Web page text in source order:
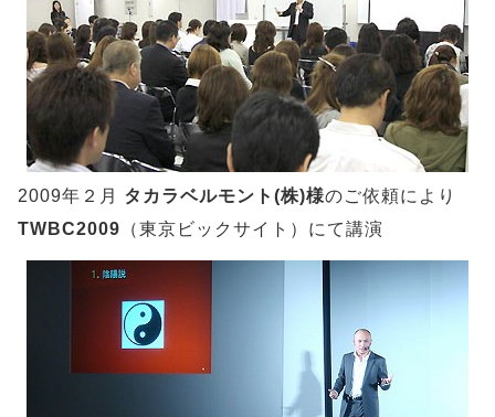
2009年２月 タカラベルモント(株)様のご依頼により
TWBC2009 （東京ビックサイト）にて講演